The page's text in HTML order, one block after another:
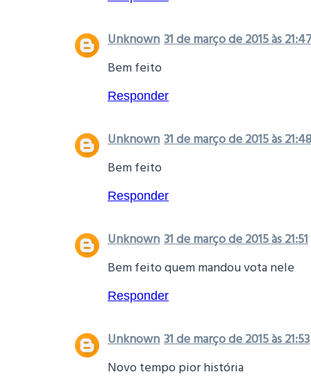
Unknown 31 de março de 2015 às
Bem feito
Responder
Unknown 31 de março de 2015 às 21:48
Bem feito
Responder
Unknown 31 de março de 2015 às 21:51
Bem feito quem mandou vota nele
Responder
Unknown 31 de março de 2015 às 21:53
Novo tempo pior história